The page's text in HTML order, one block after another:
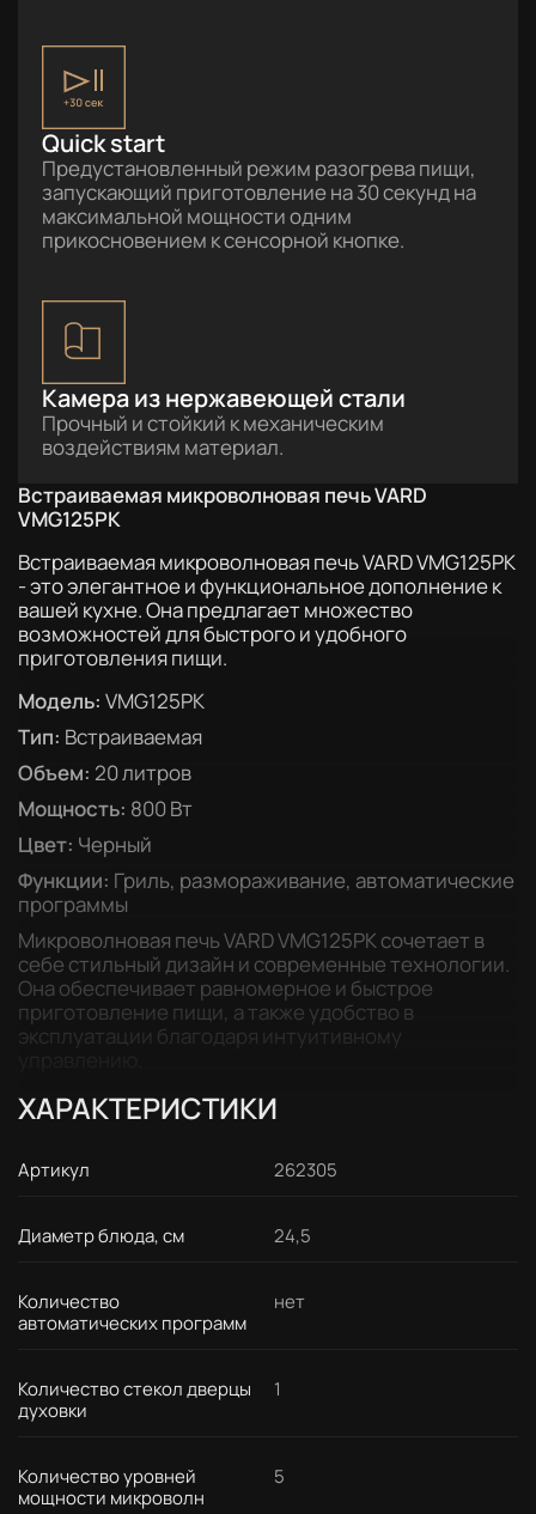
Quick start
Предустановленный режим разогрева пищи,
запускающий приготовление на 30 секунд на
максимальной мощности одним
прикосновением к сенсорной кнопке.
Камера из нержавеющей стали
Прочный и стойкий к механическим
воздействиям материал.
Встраиваемая микроволновая печь VARD
VMG125PK
Встраиваемая микроволновая печь VARD VMG125PK
- это элегантное и функциональное дополнение к
вашей кухне. Она предлагает множество
возможностей для быстрого и удобного
приготовления пищи.
Модель: VMG125PK
Тип: Встраиваемая
Объем: 20 литров
Мощность: 800 Вт
Цвет: Черный
Функции: Гриль, размораживание, автоматические
программы
Микроволновая печь VARD VMG125PK сочетает в
себе стильный дизайн и современные технологии.
Она обеспечивает равномерное и быстрое
приготовление пищи, а также удобство в
эксплуатации благодаря интуитивному
ХАРАКТЕРИСТИКИ
Артикул 262305
Диаметр блюда, см 24,5
Количество
автоматических программ
нет
Количество стекол дверцы
духовки
1
Количество уровней
мощности микроволн
5